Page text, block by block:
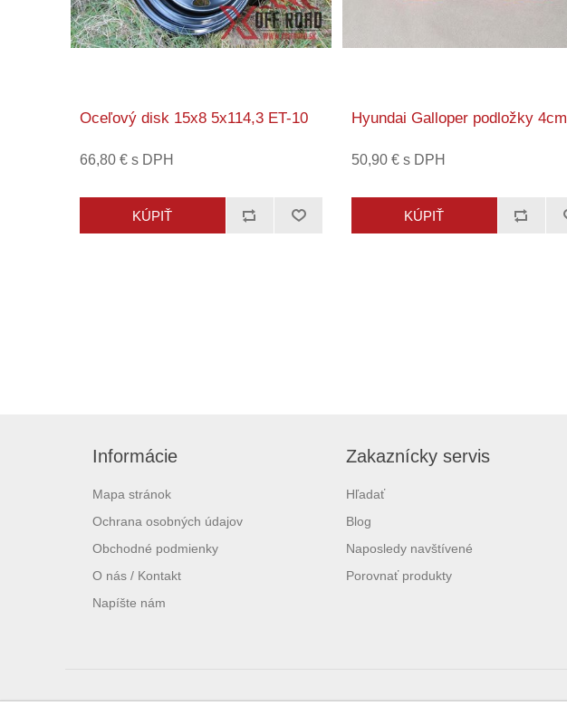
Oceľový disk 15x8 5x114,3 ET-10
66,80 € s DPH
Hyundai Galloper podložky 4cm
50,90 € s DPH
Informácie
Mapa stránok
Ochrana osobných údajov
Obchodné podmienky
O nás / Kontakt
Napíšte nám
Zakaznícky servis
Hľadať
Blog
Naposledy navštívené
Porovnať produkty